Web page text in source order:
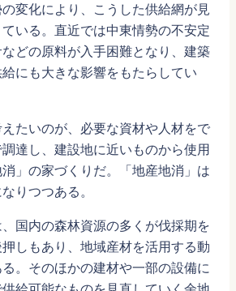
変化により、こうした供給網が見
いる。直近では中東情勢の不安定
どの原料が入手困難となり、建築
にも大きな影響をもたらしてい
たいのが、必要な資材や人材をで
達し、建設地に近いものから使用
」の家づくりだ。「地産地消」は
りつつある。
国内の森林資源の多くが伐採期を
しもあり、地域産材を活用する動
。そのほかの建材や一部の設備に